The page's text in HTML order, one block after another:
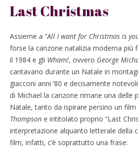
Last Christmas
Assieme a “All I want for Christmas is
forse la canzone natalizia moderna più
il 1984 e gli Wham!, ovvero George
cantavano durante un Natale in
giacconi anni ’80 e decisamente
di Michael la canzone rimane una delle
Natale, tanto da ispirare persino un
Thompson e intitolato proprio “Last
interpretazione alquanto letterale della
film, infatti, c’è soprattutto una frase: